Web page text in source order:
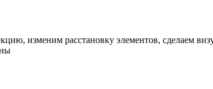
изменим расстановку элементов, сделаем